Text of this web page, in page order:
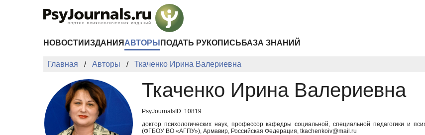
НОВОСТИ ИЗДАНИЯ АВТОРЫ ПОДАТЬ РУКОПИСЬ БАЗА ЗНАНИЙ
Главная Авторы Ткаченко Ирина Валериевна
Ткаченко Ирина Валериевна
PsyJournalsID: 10819
доктор психологических наук, профессор кафедры социальной, специальной педагогики и
(ФГБОУ ВО «АГПУ»), Армавир, Российская Федерация, tkachenkoiv@mail.ru